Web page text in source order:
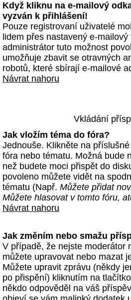
Když kliknu na e-mailový
vyzván k přihlášení!
Pouze registrovaní uživatelé
lidem přes nastavený e-
administrátor tuto možnost
umožňuje zbavit se otravných
robotů, které sbírají e-mailové
Návrat nahoru
Vkládání
Jak vložím téma do fóra?
Jednouše. Klikněte na
fóra nebo tématu. Možná bude
než budete moci přispět do
povoleno můžete vidět na
tématu (Např. Můžete přidat
Můžete hlasovat v tomto fóru,
Návrat nahoru
Jak změním nebo smažu
V případě, že nejste moderátor
můžete upravovat nebo mazat
Můžete upravit zprávu (někdy
po přispění) kliknutím na tlačítko
někdo odpověděl na váš